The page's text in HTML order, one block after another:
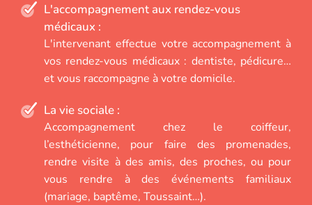
L'accompagnement aux rendez-vous
médicaux :
L'intervenant effectue votre accompagnement à
vos rendez-vous médicaux : dentiste, pédicure…
et vous raccompagne à votre domicile.
La vie sociale :
Accompagnement chez le coiffeur,
l’esthéticienne, pour faire des promenades,
rendre visite à des amis, des proches, ou pour
vous rendre à des événements familiaux
(mariage, baptême, Toussaint…).